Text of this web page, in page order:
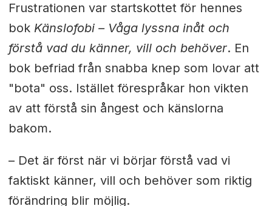
Frustrationen var startskottet för hennes
bok Känslofobi – Våga lyssna inåt och
förstå vad du känner, vill och behöver. En
bok befriad från snabba knep som lovar att
"bota" oss. Istället förespråkar hon vikten
av att förstå sin ångest och känslorna
bakom.
– Det är först när vi börjar förstå vad vi
faktiskt känner, vill och behöver som riktig
förändring blir möjlig.